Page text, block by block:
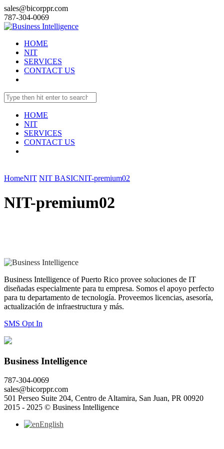
sales@bicorppr.com
787-304-0069
HOME
NIT
SERVICES
CONTACT US
HOME
NIT
SERVICES
CONTACT US
HomeNIT NIT BASICNIT-premium02
NIT-premium02
Business Intelligence of Puerto Rico provee soluciones de IT
diseñadas especialmente para tu empresa. Somos el apoyo perfecto
para tu departamento de tecnología. Proveemos licencias, asesoría,
actualización de infraestructura y más.
SMS Opt In
Business Intelligence
787-304-0069
sales@bicorppr.com
501 Perseo Suite 204, Centro de Altamira, San Juan, PR 00920
2015 - 2025 © Business Intelligence
English